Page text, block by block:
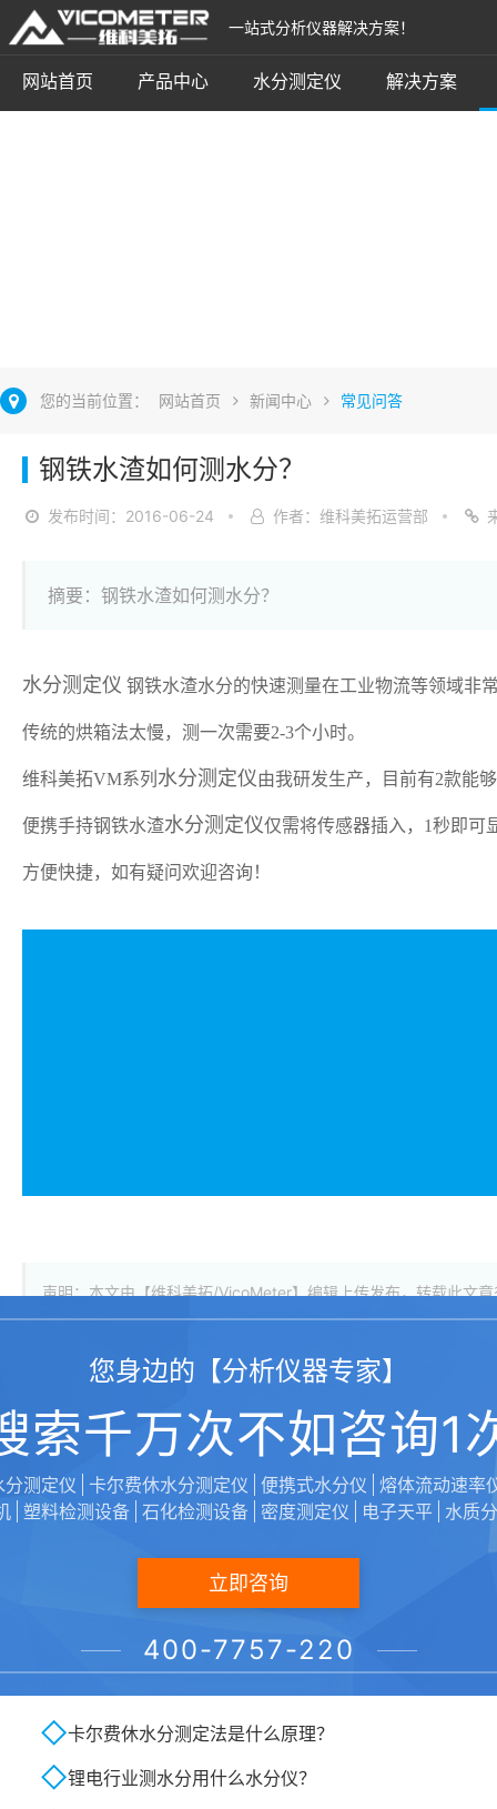
一站式分析仪器解决方案！
网站首页 产品中心 水分测定仪 解决方案
您的当前位置： 网站首页 新闻中心 常见问答
钢铁水渣如何测水分？
发布时间：2016-06-24 作者：维科美拓运营部
摘要：钢铁水渣如何测水分？
水分测定仪 钢铁水渣水分的快速测量在工业物流等领域非
传统的烘箱法太慢，测一次需要2-3个小时。
维科美拓VM系列 水分测定仪由我研发生产，目前有2款能
便携手持钢铁水渣水分测定仪仅需将传感器插入，1秒即可
方便快捷，如有疑问欢迎咨询！
声明：本文由【维科美拓/VicoMeter】编辑上传发布，转载此文
库仑法KF水分仪测定结果为何偏大？
相关新闻
卡尔费休水分测定法是什么原理？
锂电行业测水分用什么水分仪？
您身边的【分析仪器专家】
索千万次不如咨询1
分测定仪 卡尔费休水分测定仪 便携式水分仪 熔体流动速率
塑料检测设备 石化检测设备 密度测定仪 电子天平 水质
立即咨询
400-7757-220